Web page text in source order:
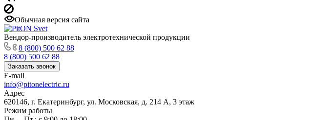
Обычная версия сайта
Вендор-производитель электротехнической продукции
8 (800) 500 62 88
8 (800) 500 62 88
Заказать звонок
E-mail
info@pitonelectric.ru
Адрес
620146, г. Екатеринбург, ул. Московская, д. 214 А, 3 этаж
Режим работы